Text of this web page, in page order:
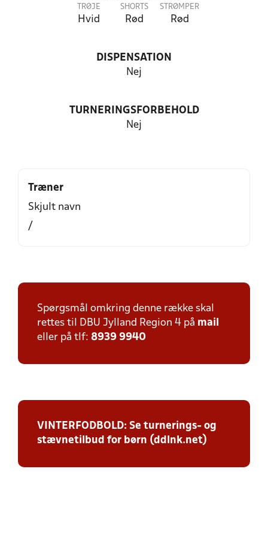
TRØJE
Hvid
SHORTS
Rød
STRØMPER
Rød
DISPENSATION
Nej
TURNERINGSFORBEHOLD
Nej
Træner
Skjult navn
/
Spørgsmål omkring denne række skal
rettes til DBU Jylland Region 4 på mail
eller på tlf: 8939 9940
VINTERFODBOLD: Se turnerings- og
stævnetilbud for børn (ddlnk.net)